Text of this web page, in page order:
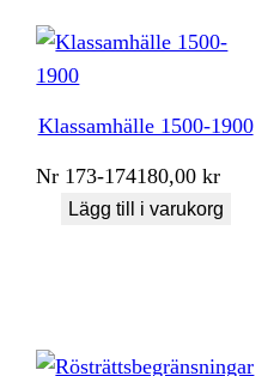
Klassamhälle 1500-1900
Nr 173-174180,00kr
Lägg till i varukorg